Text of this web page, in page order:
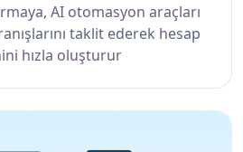
AI otomasyon araçları
taklit ederek hesap
hızla oluşturur